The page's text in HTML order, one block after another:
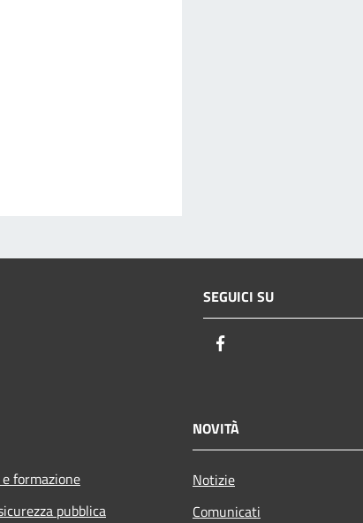
SEGUICI SU
formazione
pubblica
NOVITÀ
Notizie
Comunicati